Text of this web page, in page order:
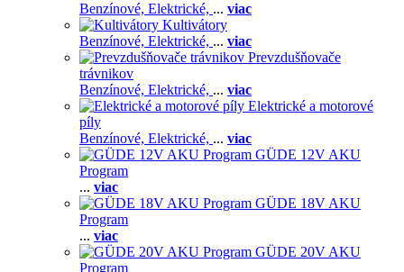
Benzínové, Elektrické, ... viac
Kultivátory
Benzínové, Elektrické, ... viac
Prevzdušňovače
trávnikov
Benzínové, Elektrické, ... viac
Elektrické a motorové
píly
Benzínové, Elektrické, ... viac
GÜDE 12V AKU
Program
... viac
GÜDE 18V AKU
Program
... viac
GÜDE 20V AKU
Program